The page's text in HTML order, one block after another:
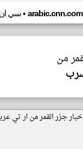
سي• arabic.cnn.com
من
جزر القمر من ار تي